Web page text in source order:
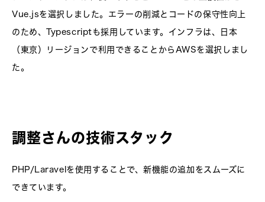
Vue.jsを選択しました。エラーの削減とコードの保守性向上
のため、Typescriptも採用しています。インフラは、日本
（東京）リージョンで利用できることからAWSを選択しまし
た。
調整さんの技術スタック
PHP/Laravelを使用することで、新機能の追加をスムーズに
できています。